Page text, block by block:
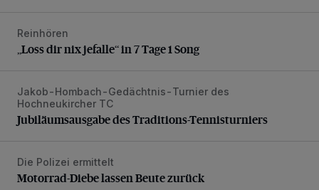
„Loss dir nix jefalle“ in 7 Tage 1 Song
Reinhören
„Loss dir nix jefalle“ in 7 Tage 1 Song
Jubiläumsausgabe des Traditions-Tennisturniers
Jakob-Hombach-Gedächtnis-Turnier des
Hochneukircher TC
Jubiläumsausgabe des Traditions-Tennisturniers
Motorrad-Diebe lassen Beute zurück
Die Polizei ermittelt
Motorrad-Diebe lassen Beute zurück